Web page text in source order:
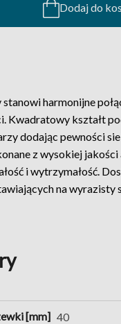
Dodaj do
harmonijne
Kwadratowy kształt
dodając pewności
z wysokiej
i wytrzymałość.
na wyrazisty
[mm] 40